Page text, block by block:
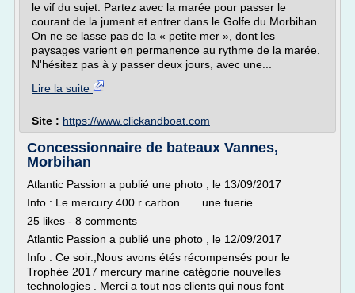
le vif du sujet. Partez avec la marée pour passer le
courant de la jument et entrer dans le Golfe du Morbihan.
On ne se lasse pas de la « petite mer », dont les
paysages varient en permanence au rythme de la marée.
N'hésitez pas à y passer deux jours, avec une...
Lire la suite
Site : https://www.clickandboat.com
Concessionnaire de bateaux Vannes,
Morbihan
Atlantic Passion a publié une photo , le 13/09/2017
Info : Le mercury 400 r carbon ..... une tuerie. ....
25 likes - 8 comments
Atlantic Passion a publié une photo , le 12/09/2017
Info : Ce soir.,Nous avons étés récompensés pour le
Trophée 2017 mercury marine catégorie nouvelles
technologies . Merci a tout nos clients qui nous font